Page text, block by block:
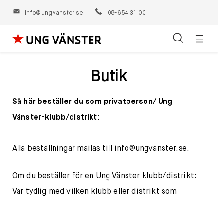
info@ungvanster.se 08-654 31 00
Hoppa
Butik
Så här beställer du som privatperson/ Ung
Vänster-klubb/distrikt:
Alla beställningar mailas till info@ungvanster.se.
Om du beställer för en Ung Vänster klubb/distrikt:
Var tydlig med vilken klubb eller distrikt som